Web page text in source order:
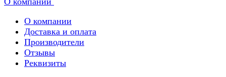
О компании
Доставка и оплата
Производители
Отзывы
Реквизиты